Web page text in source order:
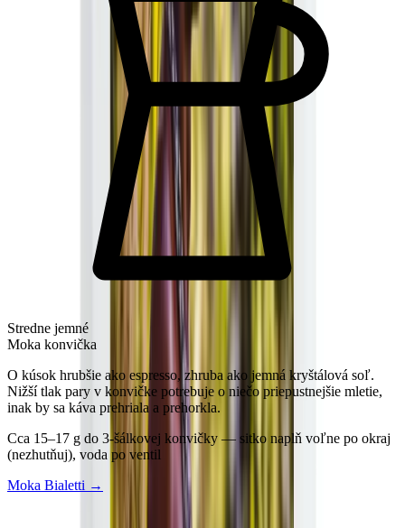
Stredne jemné
Moka konvička
O kúsok hrubšie ako espresso, zhruba ako jemná kryštálová soľ.
Nižší tlak pary v konvičke potrebuje o niečo priepustnejšie mletie,
inak by sa káva prehriala a prehorkla.
Cca 15–17 g do 3-šálkovej konvičky — sitko naplň voľne po okraj
(nezhutňuj), voda po ventil
Moka Bialetti →